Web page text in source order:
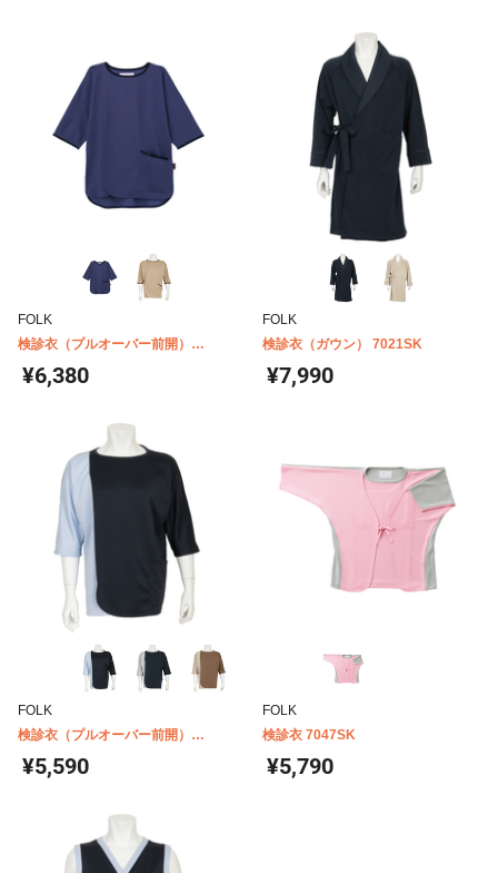
FOLK
検診衣（プルオーバー前開）
7086BK
¥6,380
FOLK
検診衣（ガウン） 7021SK
¥7,990
FOLK
検診衣（プルオーバー前開）
7035SK
¥5,590
FOLK
検診衣 7047SK
¥5,790